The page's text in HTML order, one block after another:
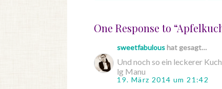
One Response to
sweetfabulous hat gesagt…
Und noch so ein leckerer
lg Manu
19. März 2014 um 21:42